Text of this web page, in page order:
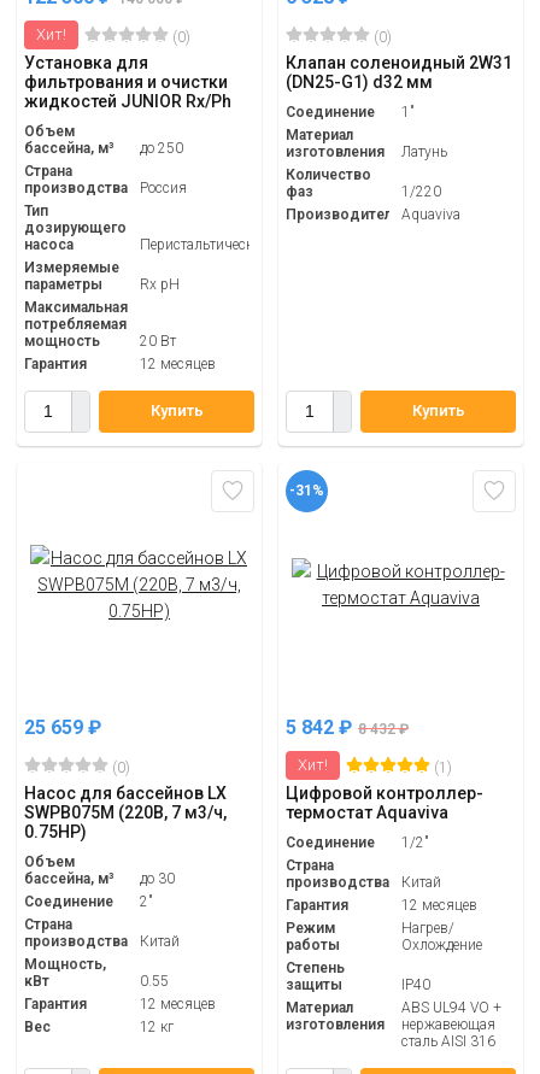
Хит! (0)
Установка для
фильтрования и очистки
жидкостей JUNIOR Rx/Ph
Объем
бассейна, м³
до 250
Страна
производства
Россия
Тип
дозирующего
насоса
Перистальтический
Измеряемые
параметры
Rx pH
Максимальная
потребляемая
мощность
20 Вт
Гарантия
12 месяцев
Купить
(0)
Клапан соленоидный 2W31
(DN25-G1) d32 мм
Соединение
1"
Материал
изготовления
Латунь
Количество
фаз
1/220
Производитель Aquaviva
Купить
25 659 ₽
(0)
Насос для бассейнов LX
SWPB075M (220В, 7 м3/ч,
0.75HP)
Объем
бассейна, м³
до 30
Соединение
2"
Страна
производства
Китай
Мощность,
кВт
0.55
Гарантия
12 месяцев
Вес
12 кг
-31%
5 842 ₽ 8 432₽
Хит! (1)
Цифровой контроллер-
термостат Aquaviva
Соединение
1/2"
Страна
производства
Китай
Гарантия
12 месяцев
Режим
работы
Нагрев/
Охлождение
Степень
защиты
IP40
Материал
изготовления
ABS UL94 VO +
нержавеющая
сталь AISI 316